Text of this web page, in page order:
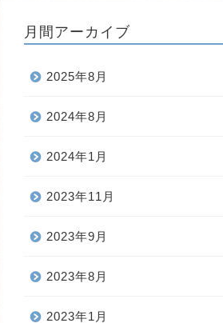
月間アーカイブ
2025年8月
2024年8月
2024年1月
2023年11月
2023年9月
2023年8月
2023年1月